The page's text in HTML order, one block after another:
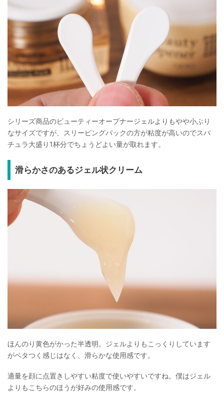
シリーズ商品のビューティーオープナージェルよりもやや小ぶり
なサイズですが、スリーピングパックの方が粘度が高いのでスパ
チュラ大盛り1杯分でちょうどよい量が取れます。
滑らかさのあるジェル状クリーム
ほんのり黄色がかった半透明。ジェルよりもこっくりしています
がベタつく感じはなく、滑らかな使用感です。
適量を顔に点置きしやすい粘度で使いやすいですね。僕はジェル
よりもこちらのほうが好みの使用感です。